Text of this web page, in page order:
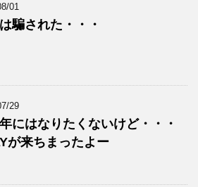
01
騙された・・・
29
にはなりたくないけど・・・
が来ちまったよー